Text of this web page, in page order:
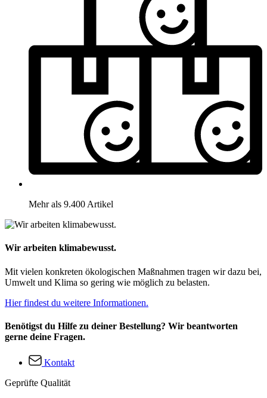
Mehr als 9.400 Artikel
Wir arbeiten klimabewusst.
Mit vielen konkreten ökologischen Maßnahmen tragen wir dazu bei,
Umwelt und Klima so gering wie möglich zu belasten.
Hier findest du weitere Informationen.
Benötigst du Hilfe zu deiner Bestellung? Wir beantworten
gerne deine Fragen.
Kontakt
Geprüfte Qualität